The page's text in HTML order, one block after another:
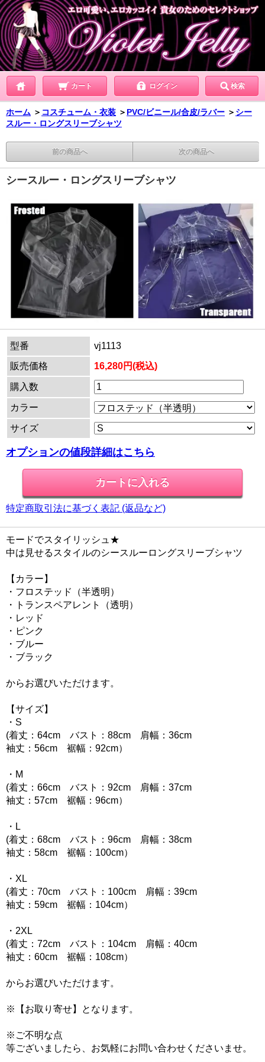
カート ログイン 検索
ホーム ＞ コスチューム・衣装 ＞ PVC/ビニール/合皮/ラバー ＞ シー
スルー・ロングスリーブシャツ
前の商品へ 次の商品へ
シースルー・ロングスリーブシャツ
型番
vj1113
販売価格
16,280円(税込)
購入数
カラー
サイズ
オプションの値段詳細はこちら
特定商取引法に基づく表記 (返品など)
モードでスタイリッシュ★
中は見せるスタイルのシースルーロングスリーブシャツ
【カラー】
・フロステッド（半透明）
・トランスペアレント（透明）
・レッド
・ピンク
・ブルー
・ブラック
からお選びいただけます。
【サイズ】
・S
(着丈：64cm バスト：88cm 肩幅：36cm
袖丈：56cm 裾幅：92cm）
・M
(着丈：66cm バスト：92cm 肩幅：37cm
袖丈：57cm 裾幅：96cm）
・L
(着丈：68cm バスト：96cm 肩幅：38cm
袖丈：58cm 裾幅：100cm）
・XL
(着丈：70cm バスト：100cm 肩幅：39cm
袖丈：59cm 裾幅：104cm）
・2XL
(着丈：72cm バスト：104cm 肩幅：40cm
袖丈：60cm 裾幅：108cm）
からお選びいただけます。
※【お取り寄せ】となります。
※ご不明な点
等ございましたら、お気軽にお問い合わせくださいませ。